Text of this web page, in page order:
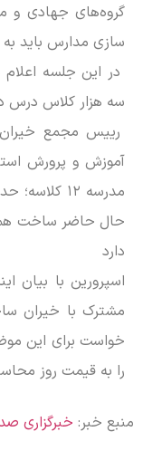
گروه‌های جهادی و
سازی مدارس باید
در این جلسه
سه هزار کلاس درس
رییس مجمع
آموزش و پرورش
دارد
اسپرورین با بیان
مشترک با خیران
خواست برای این
را به قیمت روز
منبع خبر: خبرگزاری